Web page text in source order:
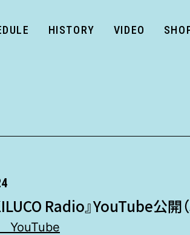
HISTORY VIDEO
Radio』YouTube公開
YouTube